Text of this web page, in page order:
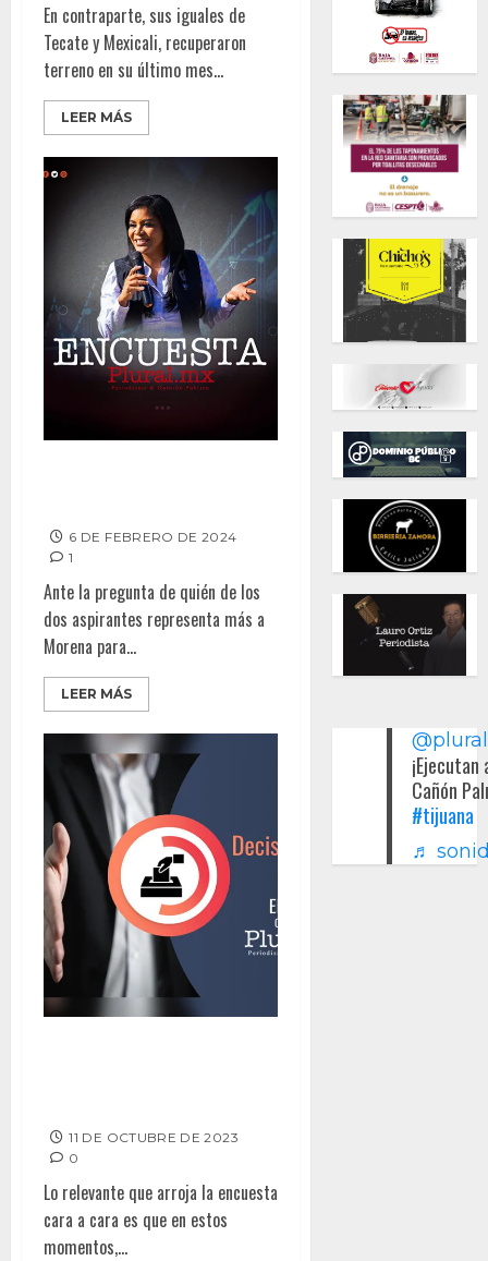
En contraparte, sus iguales de
Tecate y Mexicali, recuperaron
terreno en su último mes...
LEER MÁS
6 DE FEBRERO DE 2024
1
Ante la pregunta de quién de los
dos aspirantes representa más a
Morena para...
LEER MÁS
11 DE OCTUBRE DE 2023
0
Lo relevante que arroja la encuesta
cara a cara es que en estos
momentos,...
Cañón
#tijuana
♬